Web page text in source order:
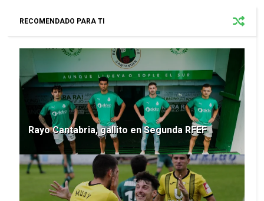
RECOMENDADO PARA TI
Rayo Cantabria, gallito en Segunda RFEF